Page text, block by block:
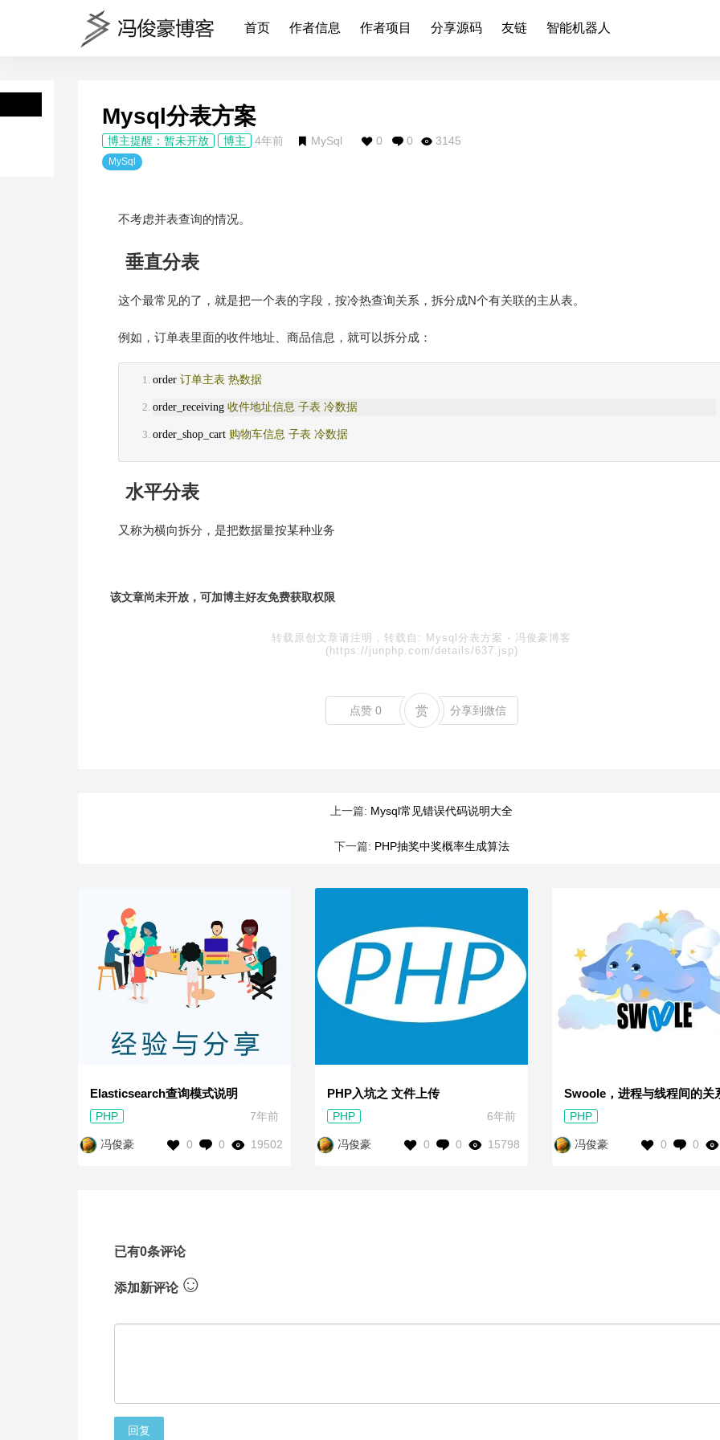
首页 作者信息 作者项目 分享源码 友链 智能机器人
Mysql分表方案
博主提醒：暂未开放 博主 4年前 MySql 0 0 3145
MySql
不考虑并表查询的情况。
垂直分表
这个最常见的了，就是把一个表的字段，按冷热查询关系，拆分成N个有关联的主从表。
例如，订单表里面的收件地址、商品信息，就可以拆分成：
order 订单主表 热数据
order_receiving 收件地址信息 子表 冷数据
order_shop_cart 购物车信息 子表 冷数据
水平分表
又称为横向拆分，是把数据量按某种业务
该文章尚未开放，可加博主好友免费获取权限
转载原创文章请注明，转载自: Mysql分表方案 - 冯俊豪博客
(https://junphp.com/details/637.jsp)
点赞 0 赏 分享到微信
上一篇: Mysql常见错误代码说明大全
下一篇: PHP抽奖中奖概率生成算法
Elasticsearch查询模式说明
PHP 7年前
冯俊豪 19502
0
0
PHP入坑之 文件上传
PHP 6年前
冯俊豪 15798
0
0
Swoole，进程与线程间的关
PHP
冯俊豪 0
0
已有0条评论
添加新评论☺
回复